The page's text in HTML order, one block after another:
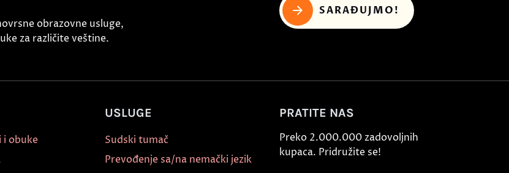
obrazovne usluge,
za različite veštine.
SARAĐUJMO!
i obuke
USLUGE
Sudski tumač
Prevođenje sa/na nemački jezik
PRATITE NAS
Preko 2.000.000 zadovoljnih
kupaca. Pridružite se!